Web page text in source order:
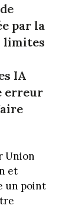
par la
limites
IA
erreur
Union
et
un point